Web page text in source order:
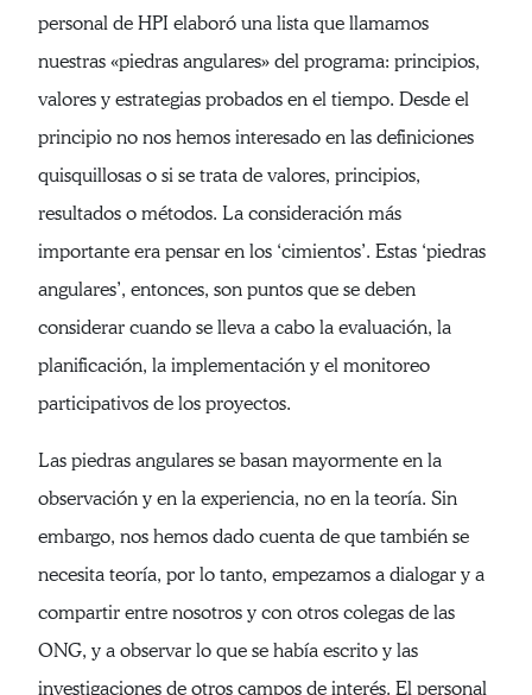
personal de HPI elaboró una lista que llamamos
nuestras «piedras angulares» del programa: principios,
valores y estrategias probados en el tiempo. Desde el
principio no nos hemos interesado en las definiciones
quisquillosas o si se trata de valores, principios,
resultados o métodos. La consideración más
importante era pensar en los ‘cimientos’. Estas ‘piedras
angulares’, entonces, son puntos que se deben
considerar cuando se lleva a cabo la evaluación, la
planificación, la implementación y el monitoreo
participativos de los proyectos.
Las piedras angulares se basan mayormente en la
observación y en la experiencia, no en la teoría. Sin
embargo, nos hemos dado cuenta de que también se
necesita teoría, por lo tanto, empezamos a dialogar y a
compartir entre nosotros y con otros colegas de las
ONG, y a observar lo que se había escrito y las
investigaciones de otros campos de interés. El personal